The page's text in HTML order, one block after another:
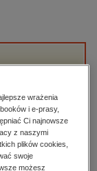
wrażenia
i e-prasy,
Ci najnowsze
z naszymi
plików cookies,
swoje
możesz